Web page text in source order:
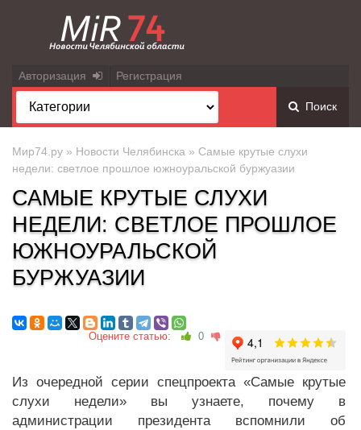
Авторизация Регистрация
Поиск
Мир74.ру » Новости Челябинска » Самые крутые слухи
недели: светлое прошлое южноуральской буржуазии
САМЫЕ КРУТЫЕ СЛУХИ
НЕДЕЛИ: СВЕТЛОЕ ПРОШЛОЕ
ЮЖНОУРАЛЬСКОЙ
БУРЖУАЗИИ
Оцените статью: 0
Из очередной серии спецпроекта «Самые крутые
слухи недели» вы узнаете, почему в
администрации президента вспомнили об